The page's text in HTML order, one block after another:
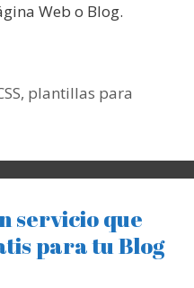
Web o Blog.
, plantillas para
servicio que
para tu Blog